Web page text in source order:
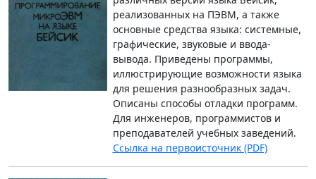
реализованных на ПЭВМ, а также
основные средства языка: системные,
графические, звуковые и ввода-
вывода. Приведены программы,
иллюстрирующие возможности языка
для решения разнообразных задач.
Описаны способы отладки программ.
Для инженеров, программистов и
преподавателей учебных заведений.
Ссылка на первоисточник (PDF)